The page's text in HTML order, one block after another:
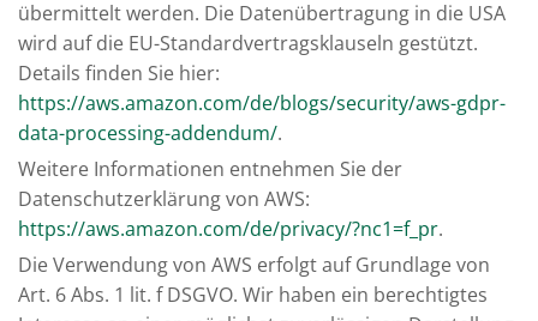
übermittelt werden. Die Datenübertragung in die USA
wird auf die EU-Standardvertragsklauseln gestützt.
Details finden Sie hier:
https://aws.amazon.com/de/blogs/security/aws-gdpr-
data-processing-addendum/.
Weitere Informationen entnehmen Sie der
Datenschutzerklärung von AWS:
https://aws.amazon.com/de/privacy/?nc1=f_pr.
Die Verwendung von AWS erfolgt auf Grundlage von
Art. 6 Abs. 1 lit. f DSGVO. Wir haben ein berechtigtes